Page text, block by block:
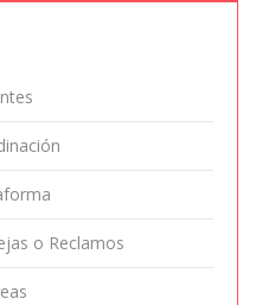
o Reclamos